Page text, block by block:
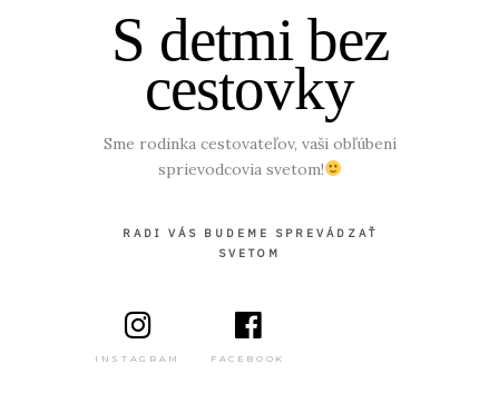
S detmi bez
cestovky
Sme rodinka cestovateľov, vaši obľúbení
sprievodcovia svetom!
RADI VÁS BUDEME SPREVÁDZAŤ
SVETOM
INSTAGRAM FACEBOOK